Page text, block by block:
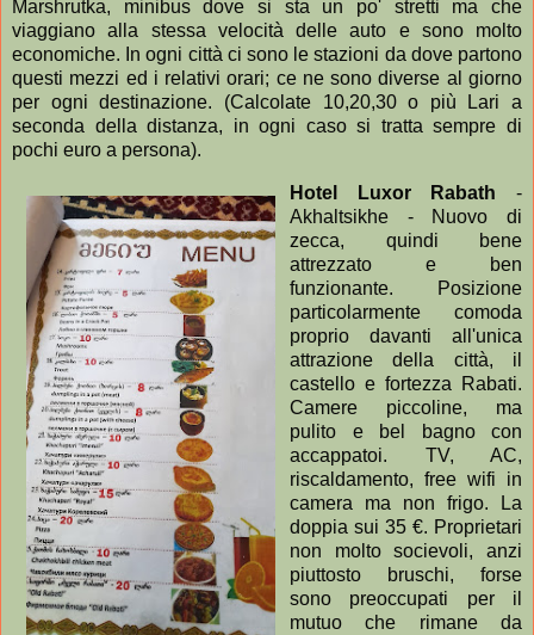
Marshrutka, minibus dove si sta un po' stretti ma che
viaggiano alla stessa velocità delle auto e sono molto
economiche. In ogni città ci sono le stazioni da dove partono
questi mezzi ed i relativi orari; ce ne sono diverse al giorno
per ogni destinazione. (Calcolate 10,20,30 o più Lari a
seconda della distanza, in ogni caso si tratta sempre di
pochi euro a persona).
Hotel Luxor Rabath -
Akhaltsikhe - Nuovo di
zecca, quindi bene
attrezzato e ben
funzionante. Posizione
particolarmente comoda
proprio davanti all'unica
attrazione della città, il
castello e fortezza Rabati.
Camere piccoline, ma
pulito e bel bagno con
accappatoi. TV, AC,
riscaldamento, free wifi in
camera ma non frigo. La
doppia sui 35 €. Proprietari
non molto socievoli, anzi
piuttosto bruschi, forse
sono preoccupati per il
mutuo che rimane da